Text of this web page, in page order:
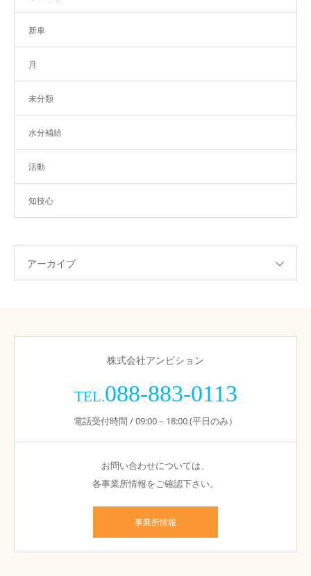
新車
月
未分類
水分補給
活動
知技心
アーカイブ
株式会社アンビション
TEL.088-883-0113
電話受付時間 / 09:00 – 18:00 (平日のみ）
お問い合わせについては、
各事業所情報をご確認下さい。
事業所情報